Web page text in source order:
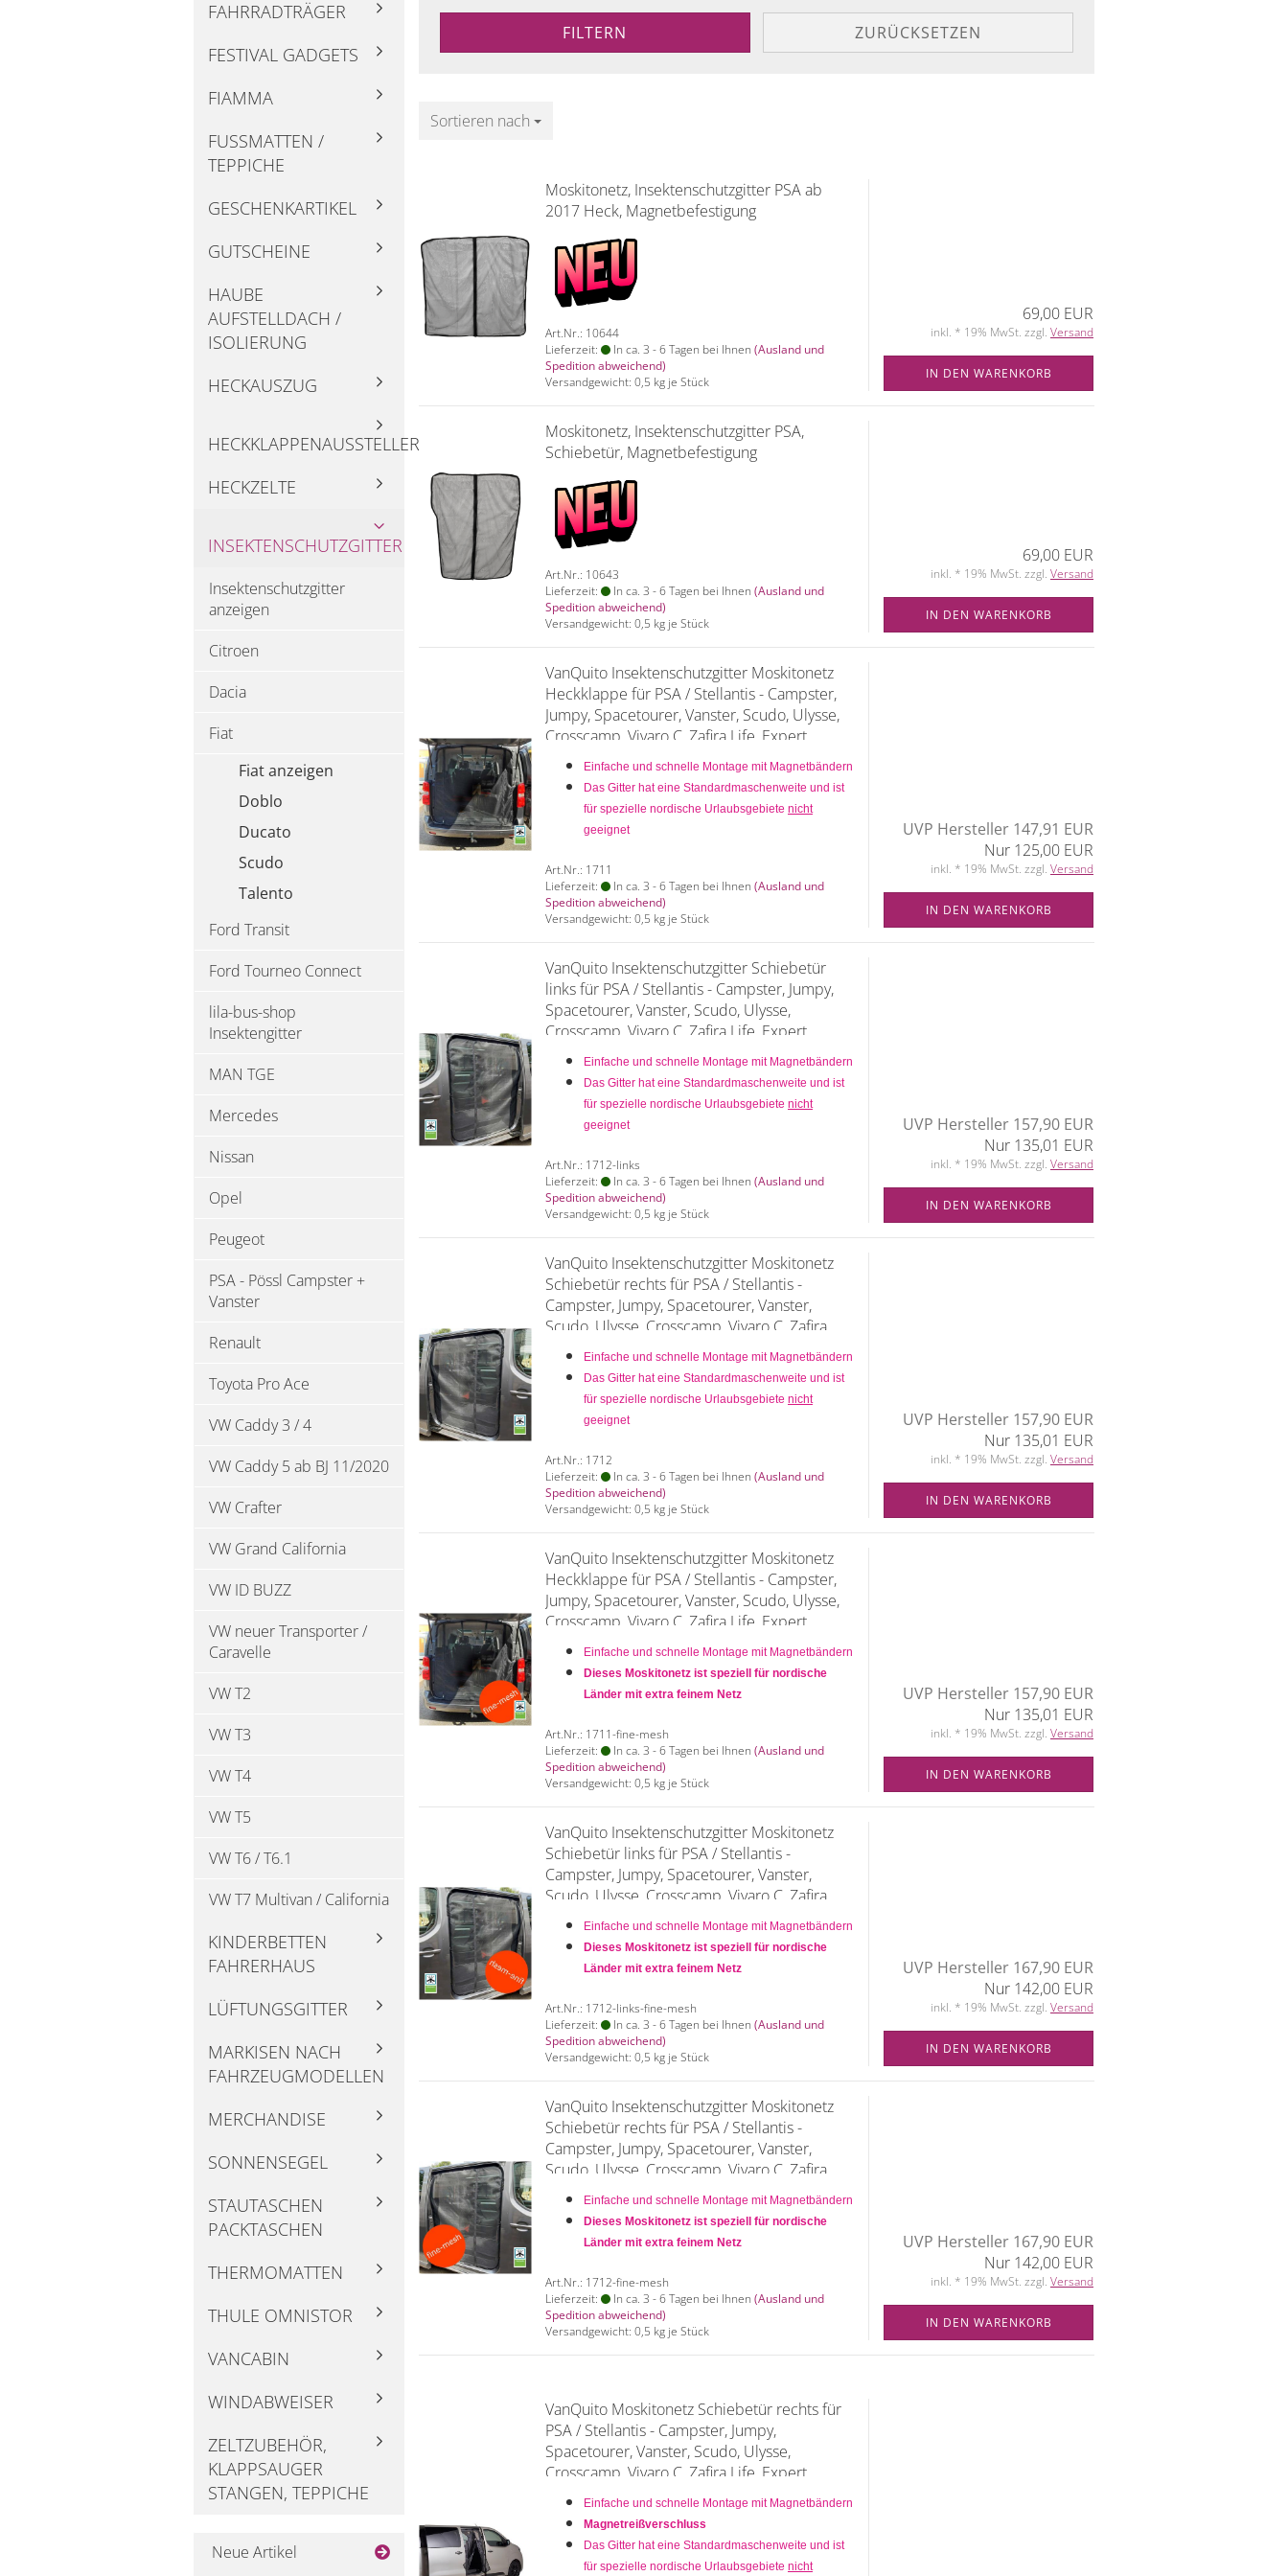
FILTERN ZURÜCKSETZEN
Sortieren nach
Sortieren nach
Moskitonetz, Insektenschutzgitter PSA ab
2017 Heck, Magnetbefestigung
Art.Nr.: 10644
Lieferzeit:
In ca. 3 - 6 Tagen bei Ihnen (Ausland und
Spedition abweichend)
Versandgewicht: 0,5 kg je Stück
69,00 EUR
inkl. * 19% MwSt. zzgl. Versand
IN DEN WARENKORB
Moskitonetz, Insektenschutzgitter PSA,
Schiebetür, Magnetbefestigung
Art.Nr.: 10643
Lieferzeit:
In ca. 3 - 6 Tagen bei Ihnen (Ausland und
Spedition abweichend)
Versandgewicht: 0,5 kg je Stück
69,00 EUR
inkl. * 19% MwSt. zzgl. Versand
IN DEN WARENKORB
VanQuito Insektenschutzgitter Moskitonetz
Heckklappe für PSA / Stellantis - Campster,
Jumpy, Spacetourer, Vanster, Scudo, Ulysse,
Crosscamp, Vivaro C, Zafira Life, Expert,
Traveller, Proace - Standard
Einfache und schnelle Montage mit Magnetbändern
Das Gitter hat eine Standardmaschenweite und ist
für spezielle nordische Urlaubsgebiete nicht
geeignet
Art.Nr.: 1711
Lieferzeit:
In ca. 3 - 6 Tagen bei Ihnen (Ausland und
Spedition abweichend)
Versandgewicht: 0,5 kg je Stück
UVP Hersteller 147,91 EUR
Nur 125,00 EUR
inkl. * 19% MwSt. zzgl. Versand
IN DEN WARENKORB
VanQuito Insektenschutzgitter Schiebetür
links für PSA / Stellantis - Campster, Jumpy,
Spacetourer, Vanster, Scudo, Ulysse,
Crosscamp, Vivaro C, Zafira Life, Expert,
Traveller, Proace - L2 + L3
Einfache und schnelle Montage mit Magnetbändern
Das Gitter hat eine Standardmaschenweite und ist
für spezielle nordische Urlaubsgebiete nicht
geeignet
Art.Nr.: 1712-links
Lieferzeit:
In ca. 3 - 6 Tagen bei Ihnen (Ausland und
Spedition abweichend)
Versandgewicht: 0,5 kg je Stück
UVP Hersteller 157,90 EUR
Nur 135,01 EUR
inkl. * 19% MwSt. zzgl. Versand
IN DEN WARENKORB
VanQuito Insektenschutzgitter Moskitonetz
Schiebetür rechts für PSA / Stellantis -
Campster, Jumpy, Spacetourer, Vanster,
Scudo, Ulysse, Crosscamp, Vivaro C, Zafira
Life, Expert, Traveller, Proace - L2 + L3
Einfache und schnelle Montage mit Magnetbändern
Das Gitter hat eine Standardmaschenweite und ist
für spezielle nordische Urlaubsgebiete nicht
geeignet
Art.Nr.: 1712
Lieferzeit:
In ca. 3 - 6 Tagen bei Ihnen (Ausland und
Spedition abweichend)
Versandgewicht: 0,5 kg je Stück
UVP Hersteller 157,90 EUR
Nur 135,01 EUR
inkl. * 19% MwSt. zzgl. Versand
IN DEN WARENKORB
VanQuito Insektenschutzgitter Moskitonetz
Heckklappe für PSA / Stellantis - Campster,
Jumpy, Spacetourer, Vanster, Scudo, Ulysse,
Crosscamp, Vivaro C, Zafira Life, Expert,
Traveller, Proace - fine mesh
Einfache und schnelle Montage mit Magnetbändern
Dieses Moskitonetz ist speziell für nordische
Länder mit extra feinem Netz
Art.Nr.: 1711-fine-mesh
Lieferzeit:
In ca. 3 - 6 Tagen bei Ihnen (Ausland und
Spedition abweichend)
Versandgewicht: 0,5 kg je Stück
UVP Hersteller 157,90 EUR
Nur 135,01 EUR
inkl. * 19% MwSt. zzgl. Versand
IN DEN WARENKORB
VanQuito Insektenschutzgitter Moskitonetz
Schiebetür links für PSA / Stellantis -
Campster, Jumpy, Spacetourer, Vanster,
Scudo, Ulysse, Crosscamp, Vivaro C, Zafira
Life, Expert, Traveller, Proace - fine mesh L2 +
Einfache und schnelle Montage mit Magnetbändern
Dieses Moskitonetz ist speziell für nordische
Länder mit extra feinem Netz
Art.Nr.: 1712-links-fine-mesh
Lieferzeit:
In ca. 3 - 6 Tagen bei Ihnen (Ausland und
Spedition abweichend)
Versandgewicht: 0,5 kg je Stück
UVP Hersteller 167,90 EUR
Nur 142,00 EUR
inkl. * 19% MwSt. zzgl. Versand
IN DEN WARENKORB
VanQuito Insektenschutzgitter Moskitonetz
Schiebetür rechts für PSA / Stellantis -
Campster, Jumpy, Spacetourer, Vanster,
Scudo, Ulysse, Crosscamp, Vivaro C, Zafira
Life, Expert, Traveller, Proace - fine mesh L2 +
Einfache und schnelle Montage mit Magnetbändern
Dieses Moskitonetz ist speziell für nordische
Länder mit extra feinem Netz
Art.Nr.: 1712-fine-mesh
Lieferzeit:
In ca. 3 - 6 Tagen bei Ihnen (Ausland und
Spedition abweichend)
Versandgewicht: 0,5 kg je Stück
UVP Hersteller 167,90 EUR
Nur 142,00 EUR
inkl. * 19% MwSt. zzgl. Versand
IN DEN WARENKORB
VanQuito Moskitonetz Schiebetür rechts für
PSA / Stellantis - Campster, Jumpy,
Spacetourer, Vanster, Scudo, Ulysse,
Crosscamp, Vivaro C, Zafira Life, Expert,
Traveller, Proace L2/L3 -
Magnetreißverschluss
Einfache und schnelle Montage mit Magnetbändern
Magnetreißverschluss
Das Gitter hat eine Standardmaschenweite und ist
für spezielle nordische Urlaubsgebiete nicht
FAHRRADTRÄGER
FESTIVAL GADGETS
FIAMMA
FUSSMATTEN / T
EPPICHE
GESCHENKARTIKEL
GUTSCHEINE
HAUBE
AUFSTELLDACH /
ISOLIERUNG
HECKAUSZUG
HECKKLAPPENAUSSTELLER
HECKZELTE
INSEKTENSCHUTZGITTER
Insektenschutzgitter
anzeigen
Citroen
Dacia
Fiat
Fiat anzeigen
Doblo
Ducato
Scudo
Talento
Ford Transit
Ford Tourneo Connect
lila-bus-shop
Insektengitter
MAN TGE
Mercedes
Nissan
Opel
Peugeot
PSA - Pössl Campster +
Vanster
Renault
Toyota Pro Ace
VW Caddy 3 / 4
VW Caddy 5 ab BJ 11/2020
VW Crafter
VW Grand California
VW ID BUZZ
VW neuer Transporter /
Caravelle
VW T2
VW T3
VW T4
VW T5
VW T6 / T6.1
VW T7 Multivan / California
KINDERBETTEN
FAHRERHAUS
LÜFTUNGSGITTER
MARKISEN NACH
FAHRZEUGMODELLEN
MERCHANDISE
SONNENSEGEL
STAUTASCHEN
PACKTASCHEN
THERMOMATTEN
THULE OMNISTOR
VANCABIN
WINDABWEISER
ZELTZUBEHÖR,
KLAPPSAUGER
STANGEN, TEPPICHE
Neue Artikel